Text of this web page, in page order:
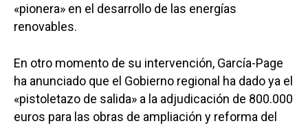
«pionera» en el desarrollo de las energías
renovables.
En otro momento de su intervención, García-Page
ha anunciado que el Gobierno regional ha dado ya el
«pistoletazo de salida» a la adjudicación de 800.000
euros para las obras de ampliación y reforma del